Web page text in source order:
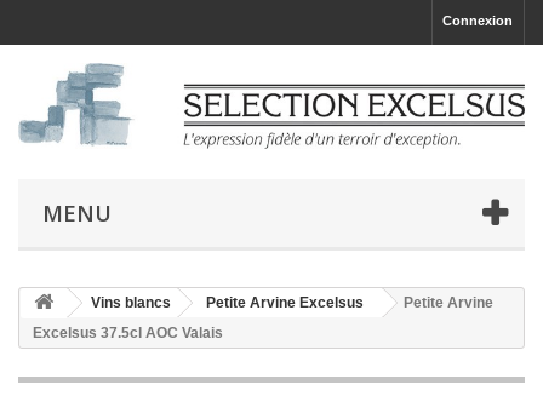
Connexion
MENU
Vins blancs Petite Arvine Excelsus
Petite Arvine
Excelsus 37.5cl AOC Valais